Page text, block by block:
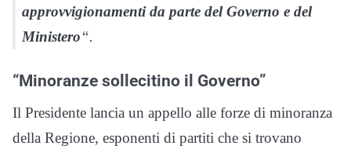
approvvigionamenti da parte del Governo e del
Ministero“.
“Minoranze sollecitino il Governo”
Il Presidente lancia un appello alle forze di minoranza
della Regione, esponenti di partiti che si trovano